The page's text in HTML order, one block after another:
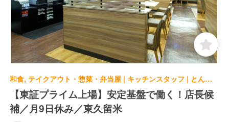
和食, テイクアウト・惣菜・弁当屋 | キッチンスタッフ | とんから亭 東久留米店
【東証プライム上場】安定基盤で働く！店長候
補／月9日休み／東久留米